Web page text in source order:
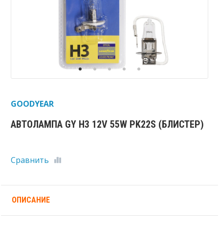
АВТОЛАМПА GY Н3 12V 55W PK22S (БЛИСТЕР)
GOODYEAR
Сравнить
ОПИСАНИЕ